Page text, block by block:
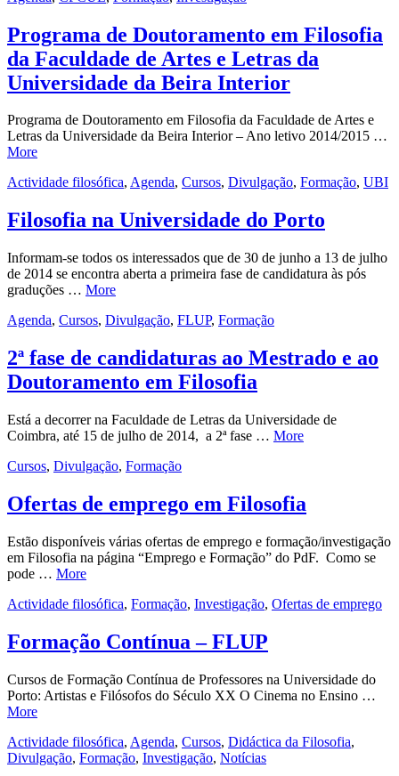
Programa de Doutoramento em Filosofia
da Faculdade de Artes e Letras da
Universidade da Beira Interior
Programa de Doutoramento em Filosofia da Faculdade de Artes e
Letras da Universidade da Beira Interior – Ano letivo 2014/2015 …
More
Actividade filosófica, Agenda, Cursos, Divulgação, Formação, UBI
Filosofia na Universidade do Porto
Informam-se todos os interessados que de 30 de junho a 13 de julho
de 2014 se encontra aberta a primeira fase de candidatura às pós
graduções … More
Agenda, Cursos, Divulgação, FLUP, Formação
2ª fase de candidaturas ao Mestrado e ao
Doutoramento em Filosofia
Está a decorrer na Faculdade de Letras da Universidade de
Coimbra, até 15 de julho de 2014, a 2ª fase … More
Cursos, Divulgação, Formação
Ofertas de emprego em Filosofia
Estão disponíveis várias ofertas de emprego e formação/investigação
em Filosofia na página “Emprego e Formação” do PdF. Como se
pode … More
Actividade filosófica, Formação, Investigação, Ofertas de emprego
Formação Contínua – FLUP
Cursos de Formação Contínua de Professores na Universidade do
Porto: Artistas e Filósofos do Século XX O Cinema no Ensino …
More
Actividade filosófica, Agenda, Cursos, Didáctica da Filosofia,
Divulgação, Formação, Investigação, Notícias